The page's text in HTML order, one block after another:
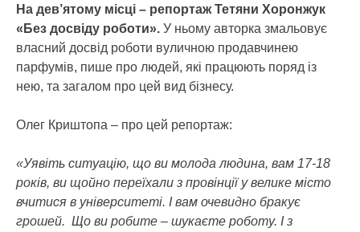
На дев’ятому місці – репортаж Тетяни Хоронжук
«Без досвіду роботи». У ньому авторка змальовує
власний досвід роботи вуличною продавчинею
парфумів, пише про людей, які працюють поряд із
нею, та загалом про цей вид бізнесу.
Олег Криштопа – про цей репортаж:
«Уявіть ситуацію, що ви молода людина, вам 17-18
років, ви щойно переїхали з провінції у велике місто
вчитися в університеті. І вам очевидно бракує
грошей. Що ви робите – шукаєте роботу. І з